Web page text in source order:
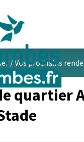
/Vos prochains
quartier